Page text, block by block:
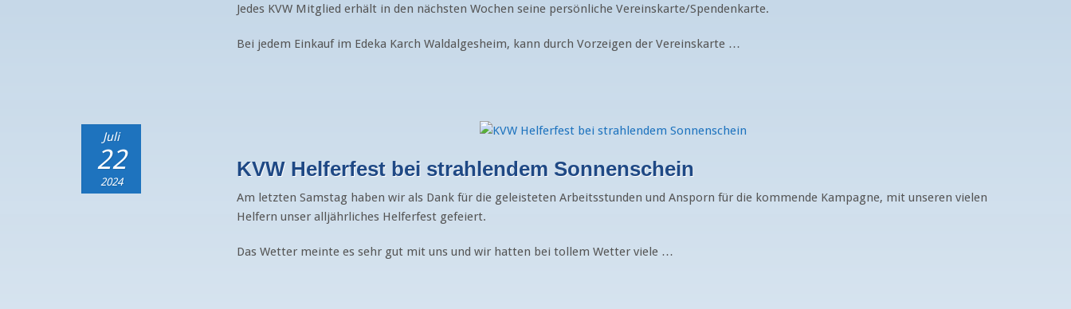
Jedes KVW Mitglied erhält in den nächsten Wochen seine persönliche Vereinskarte/Spendenkarte.
Bei jedem Einkauf im Edeka Karch Waldalgesheim, kann durch Vorzeigen der Vereinskarte …
Juli
22
2024
KVW Helferfest bei strahlendem Sonnenschein
Am letzten Samstag haben wir als Dank für die geleisteten Arbeitsstunden und Ansporn für die kommende Kampagne, mit unseren vielen
Helfern unser alljährliches Helferfest gefeiert.
Das Wetter meinte es sehr gut mit uns und wir hatten bei tollem Wetter viele …